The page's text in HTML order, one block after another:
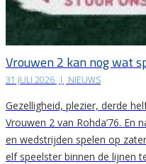
Vrouwen 2 kan nog wat
31 JULI 2026 | NIEUWS
Gezelligheid, plezier, derde
Vrouwen 2 van Rohda’76. En
en wedstrijden spelen op
elf speelster binnen de lijnen